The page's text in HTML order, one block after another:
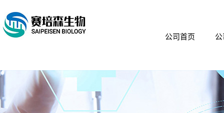
公司首页